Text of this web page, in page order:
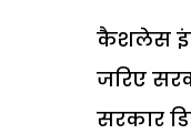
कैशलेस
जरिए
सरकार